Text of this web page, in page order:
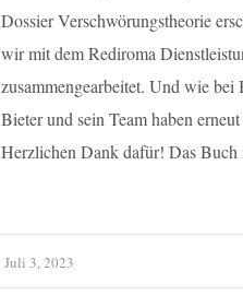
Dossier Verschwörungstheorie
wir mit dem Rediroma
zusammengearbeitet. Und wie
Bieter und sein Team haben
Herzlichen Dank dafür! Das Buch
Juli 3, 2023